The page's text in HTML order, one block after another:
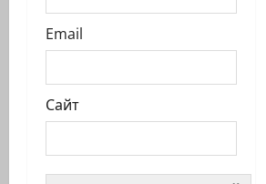
Email
Сайт